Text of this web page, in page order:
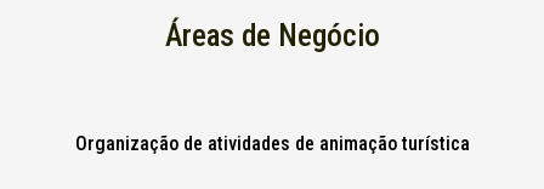
Áreas de Negócio
Organização de atividades de animação turística